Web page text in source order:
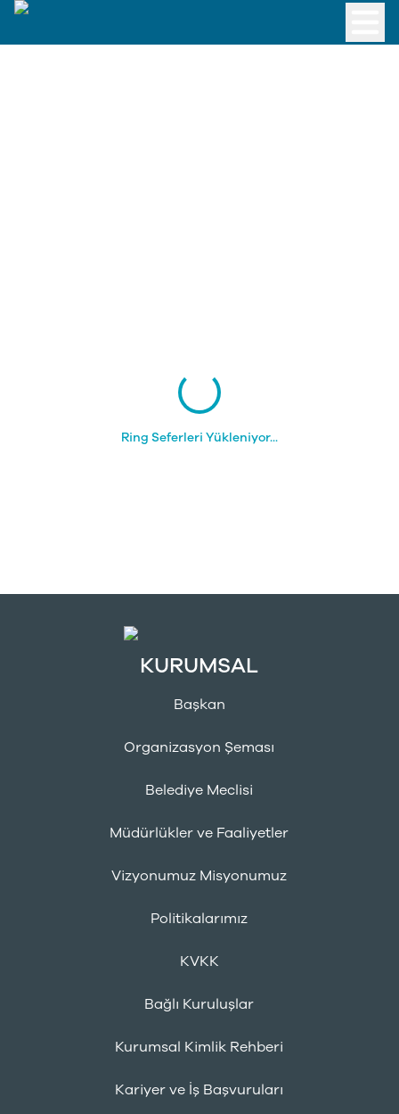
Ring Seferleri Yükleniyor...
KURUMSAL
Başkan
Organizasyon Şeması
Belediye Meclisi
Müdürlükler ve Faaliyetler
Vizyonumuz Misyonumuz
Politikalarımız
KVKK
Bağlı Kuruluşlar
Kurumsal Kimlik Rehberi
Kariyer ve İş Başvuruları